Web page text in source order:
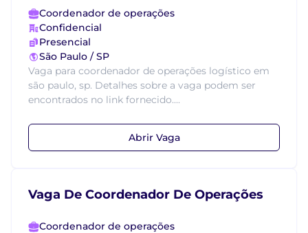
Coordenador de operações
Confidencial
Presencial
São Paulo / SP
Vaga para coordenador de operações logístico em
são paulo, sp. Detalhes sobre a vaga podem ser
encontrados no link fornecido....
Abrir Vaga
Vaga De Coordenador De Operações
Coordenador de operações